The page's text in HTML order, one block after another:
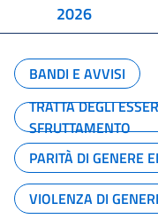
2026
BANDI E AVVISI
TRATTA DEGLI
SFRUTTAMENTO
PARITÀ DI GENERE
VIOLENZA DI